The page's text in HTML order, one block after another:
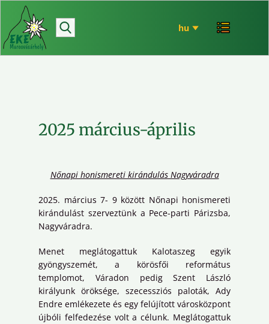
hírek
bemutatkozó
EKE történet
2025 március-április
Nőnapi honismereti kirándulás Nagyváradra
2025. március 7- 9 között Nőnapi honismereti
kirándulást szerveztünk a Pece-parti Párizsba,
Nagyváradra.
Menet meglátogattuk Kalotaszeg egyik
gyöngyszemét, a körösfői református
templomot, Váradon pedig Szent László
királyunk öröksége, szecessziós paloták, Ady
Endre emlékezete és egy felújított városközpont
újbóli felfedezése volt a célunk. Meglátogattuk